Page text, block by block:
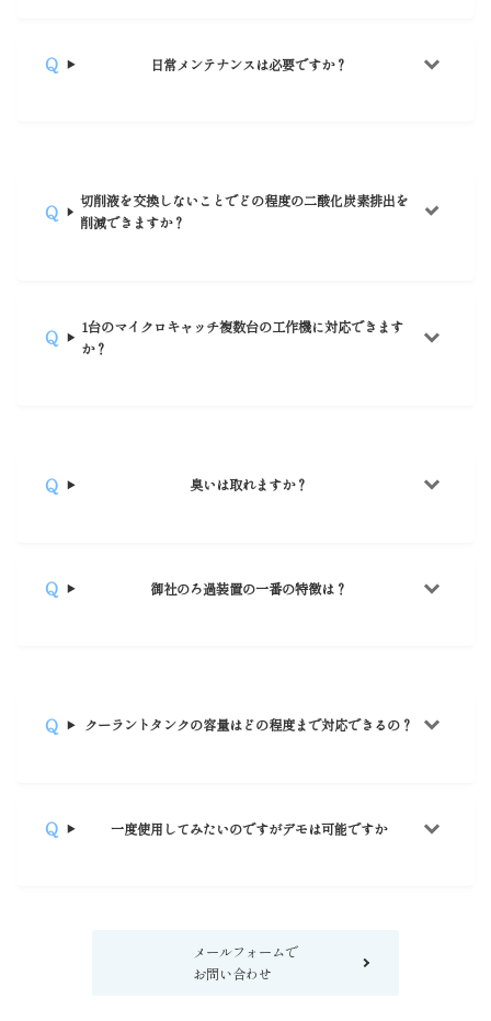
日常メンテナンスは必要ですか？
切削液を交換しないことでどの程度の二酸化炭素排出を
削減できますか？
1台のマイクロキャッチ複数台の工作機に対応できます
か？
臭いは取れますか？
御社のろ過装置の一番の特徴は？
クーラントタンクの容量はどの程度まで対応できるの？
一度使用してみたいのですがデモは可能ですか
メールフォームで
お問い合わせ